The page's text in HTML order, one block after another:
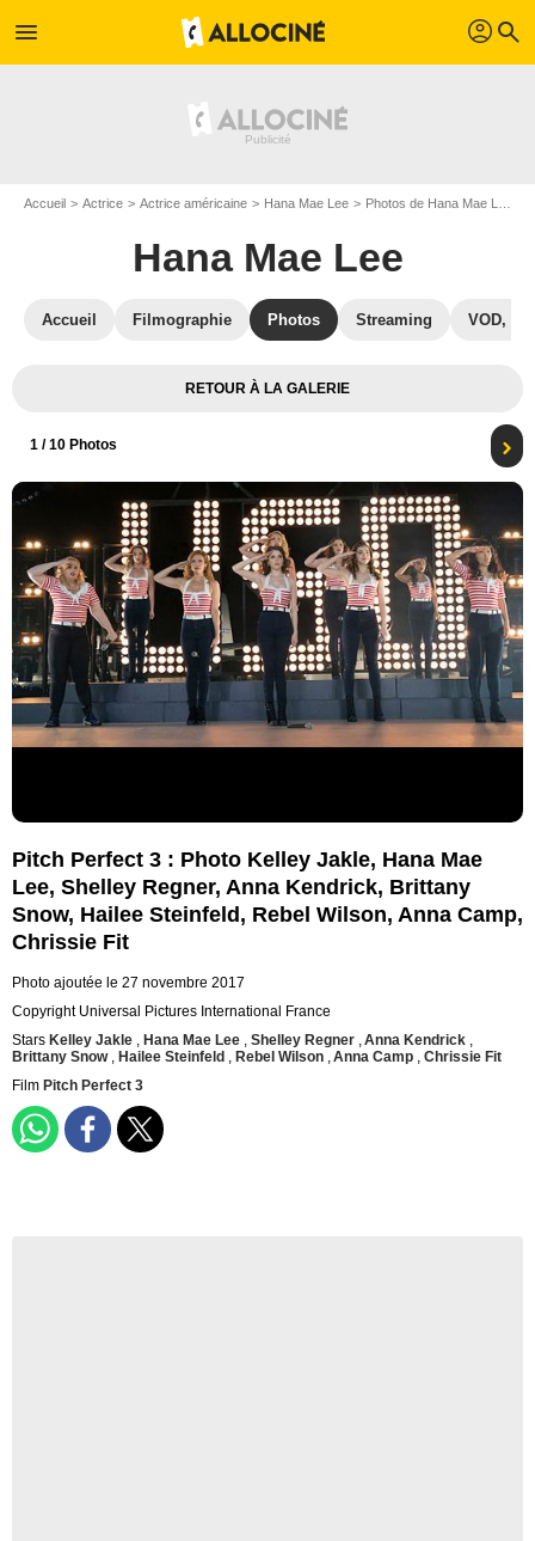
menu profil search
Accueil Actrice Actrice américaine Hana Mae Lee Photos de Hana Mae Lee
Hana Mae Lee
Accueil Filmographie Photos Streaming VOD,
RETOUR À LA GALERIE
1 / 10 Photos
Pitch Perfect 3 : Photo Kelley Jakle, Hana Mae
Lee, Shelley Regner, Anna Kendrick, Brittany
Snow, Hailee Steinfeld, Rebel Wilson, Anna Camp,
Chrissie Fit
Photo ajoutée le 27 novembre 2017
Copyright Universal Pictures International France
Stars Kelley Jakle , Hana Mae Lee , Shelley Regner ,Anna Kendrick ,
Brittany Snow , Hailee Steinfeld , Rebel Wilson ,Anna Camp , Chrissie Fit
Film Pitch Perfect 3